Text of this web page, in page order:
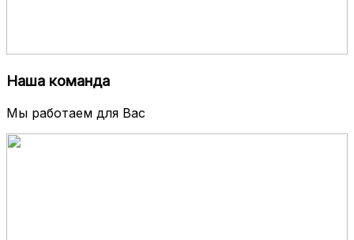
Наша команда
Мы работаем для Вас